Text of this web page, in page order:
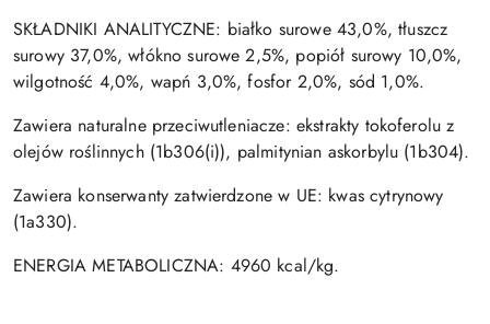
SKŁADNIKI ANALITYCZNE: białko surowe 43,0%, tłuszcz
surowy 37,0%, włókno surowe 2,5%, popiół surowy 10,0%,
wilgotność 4,0%, wapń 3,0%, fosfor 2,0%, sód 1,0%.
Zawiera naturalne przeciwutleniacze: ekstrakty tokoferolu z
olejów roślinnych (1b306(i)), palmitynian askorbylu (1b304).
Zawiera konserwanty zatwierdzone w UE: kwas cytrynowy
(1a330).
ENERGIA METABOLICZNA: 4960 kcal/kg.